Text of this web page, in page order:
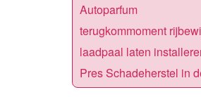
Autoparfum
terugkommoment
laadpaal laten
Pres Schadeherstel in